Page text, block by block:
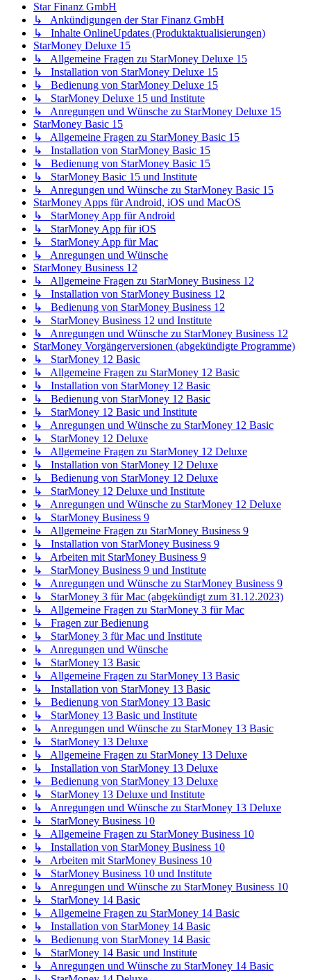
Star Finanz GmbH
↳ Ankündigungen der Star Finanz GmbH
↳ Inhalte OnlineUpdates (Produktaktualisierungen)
StarMoney Deluxe 15
↳ Allgemeine Fragen zu StarMoney Deluxe 15
↳ Installation von StarMoney Deluxe 15
↳ Bedienung von StarMoney Deluxe 15
↳ StarMoney Deluxe 15 und Institute
↳ Anregungen und Wünsche zu StarMoney Deluxe 15
StarMoney Basic 15
↳ Allgemeine Fragen zu StarMoney Basic 15
↳ Installation von StarMoney Basic 15
↳ Bedienung von StarMoney Basic 15
↳ StarMoney Basic 15 und Institute
↳ Anregungen und Wünsche zu StarMoney Basic 15
StarMoney Apps für Android, iOS und MacOS
↳ StarMoney App für Android
↳ StarMoney App für iOS
↳ StarMoney App für Mac
↳ Anregungen und Wünsche
StarMoney Business 12
↳ Allgemeine Fragen zu StarMoney Business 12
↳ Installation von StarMoney Business 12
↳ Bedienung von StarMoney Business 12
↳ StarMoney Business 12 und Institute
↳ Anregungen und Wünsche zu StarMoney Business 12
StarMoney Vorgängerversionen (abgekündigte Programme)
↳ StarMoney 12 Basic
↳ Allgemeine Fragen zu StarMoney 12 Basic
↳ Installation von StarMoney 12 Basic
↳ Bedienung von StarMoney 12 Basic
↳ StarMoney 12 Basic und Institute
↳ Anregungen und Wünsche zu StarMoney 12 Basic
↳ StarMoney 12 Deluxe
↳ Allgemeine Fragen zu StarMoney 12 Deluxe
↳ Installation von StarMoney 12 Deluxe
↳ Bedienung von StarMoney 12 Deluxe
↳ StarMoney 12 Deluxe und Institute
↳ Anregungen und Wünsche zu StarMoney 12 Deluxe
↳ StarMoney Business 9
↳ Allgemeine Fragen zu StarMoney Business 9
↳ Installation von StarMoney Business 9
↳ Arbeiten mit StarMoney Business 9
↳ StarMoney Business 9 und Institute
↳ Anregungen und Wünsche zu StarMoney Business 9
↳ StarMoney 3 für Mac (abgekündigt zum 31.12.2023)
↳ Allgemeine Fragen zu StarMoney 3 für Mac
↳ Fragen zur Bedienung
↳ StarMoney 3 für Mac und Institute
↳ Anregungen und Wünsche
↳ StarMoney 13 Basic
↳ Allgemeine Fragen zu StarMoney 13 Basic
↳ Installation von StarMoney 13 Basic
↳ Bedienung von StarMoney 13 Basic
↳ StarMoney 13 Basic und Institute
↳ Anregungen und Wünsche zu StarMoney 13 Basic
↳ StarMoney 13 Deluxe
↳ Allgemeine Fragen zu StarMoney 13 Deluxe
↳ Installation von StarMoney 13 Deluxe
↳ Bedienung von StarMoney 13 Deluxe
↳ StarMoney 13 Deluxe und Institute
↳ Anregungen und Wünsche zu StarMoney 13 Deluxe
↳ StarMoney Business 10
↳ Allgemeine Fragen zu StarMoney Business 10
↳ Installation von StarMoney Business 10
↳ Arbeiten mit StarMoney Business 10
↳ StarMoney Business 10 und Institute
↳ Anregungen und Wünsche zu StarMoney Business 10
↳ StarMoney 14 Basic
↳ Allgemeine Fragen zu StarMoney 14 Basic
↳ Installation von StarMoney 14 Basic
↳ Bedienung von StarMoney 14 Basic
↳ StarMoney 14 Basic und Institute
↳ Anregungen und Wünsche zu StarMoney 14 Basic